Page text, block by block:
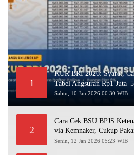
1
KUR BRI 2026: Syarat,
Tabel Angsuran Rp1
Sabtu, 10 Jan 2026 00:30 WIB
2
Cara Cek BSU BPJS
via Kemnaker, Cukup
Senin, 12 Jan 2026 05:23 WIB